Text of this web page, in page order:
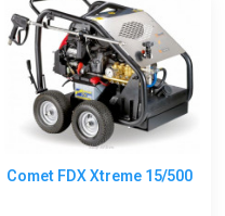
Comet FDX Xtreme 15/500